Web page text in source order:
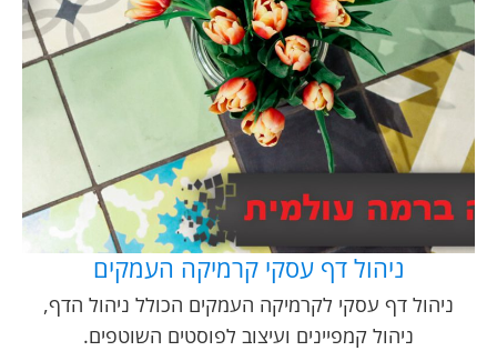
ניהול דף עסקי קרמיקה העמקים
ניהול דף עסקי לקרמיקה העמקים הכולל ניהול הדף,
ניהול קמפיינים ועיצוב לפוסטים השוטפים.